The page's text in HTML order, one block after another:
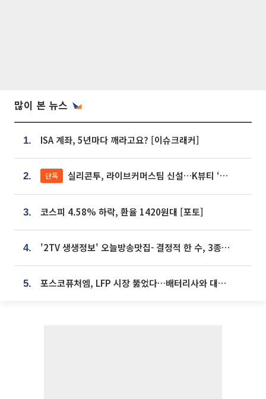
많이 본 뉴스
1. ISA 계좌, 5년마다 깨라고요? [이슈크래커]
2. 단독 실리콘투, 라이브커머스팀 신설…K뷰티 ‘글로벌 판매망’ 확대[K뷰티 라방戰]
3. 코스피 4.58% 하락, 환율 1420원대 [포토]
4. '2TV 생생정보' 오늘방송맛집- 결정적 한 수, 3종 메밀면! 메밀 소바 맛집 '의○○○○'
5. 포스코퓨처엠, LFP 시장 뚫었다…배터리사와 대규모 장기 공급 합의